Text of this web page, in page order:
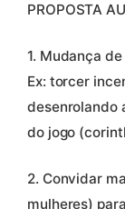
PROPOSTA
1. Mudança
Ex: torcer
desenrolando
do jogo
2. Convidar
mulheres)